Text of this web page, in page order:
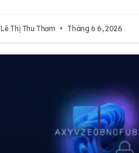
Lê Thị Thu Thơm Tháng 6 6, 2026